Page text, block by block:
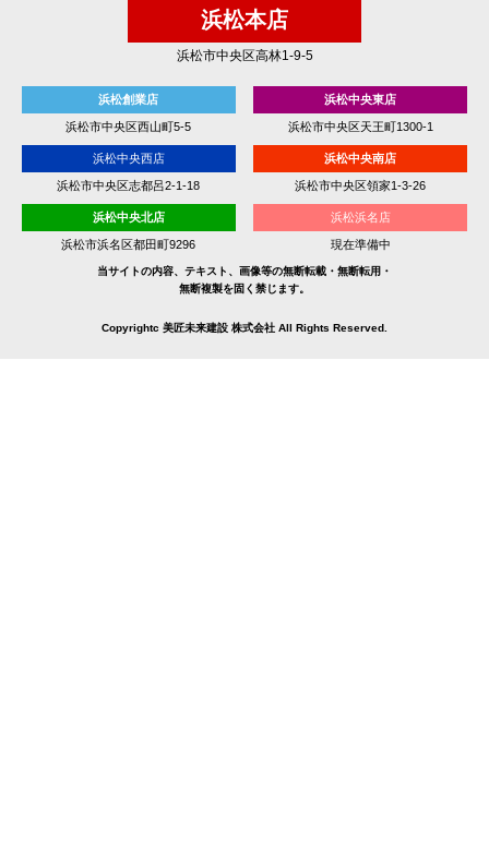
浜松本店
浜松市中央区高林1-9-5
浜松創業店
浜松市中央区西山町5-5
浜松中央東店
浜松市中央区天王町1300-1
浜松中央西店
浜松市中央区志都呂2-1-18
浜松中央南店
浜松市中央区領家1-3-26
浜松中央北店
浜松市浜名区都田町9296
浜松浜名店
現在準備中
当サイトの内容、テキスト、画像等の無断転載・無断転用・
無断複製を固く禁じます。
Copyrightc 美匠未来建設 株式会社 All Rights Reserved.